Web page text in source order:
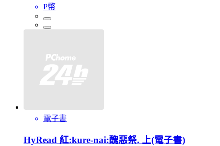
P幣
電子書
HyRead 紅:kure-nai:醜惡祭. 上(電子書)